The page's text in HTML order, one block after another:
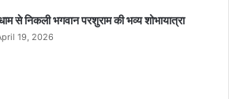
से निकली भगवान परशुराम की भव्य शोभायात्रा
19, 2026